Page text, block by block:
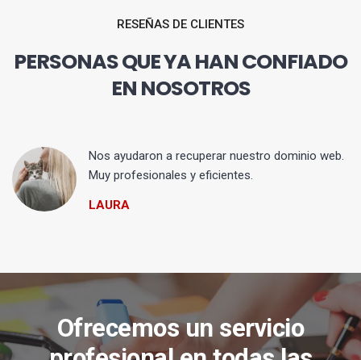
RESEÑAS DE CLIENTES
PERSONAS QUE YA HAN CONFIADO
EN NOSOTROS
Nos ayudaron a recuperar nuestro dominio web.
Muy profesionales y eficientes.
LAURA
Ofrecemos un servicio